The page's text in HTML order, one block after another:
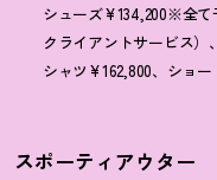
シューズ¥134,200※全て
クライアントサービス）
シャツ¥162,800、ショ
スポーティアウター